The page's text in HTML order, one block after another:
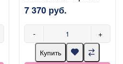
7 370 руб.
- +
Купить